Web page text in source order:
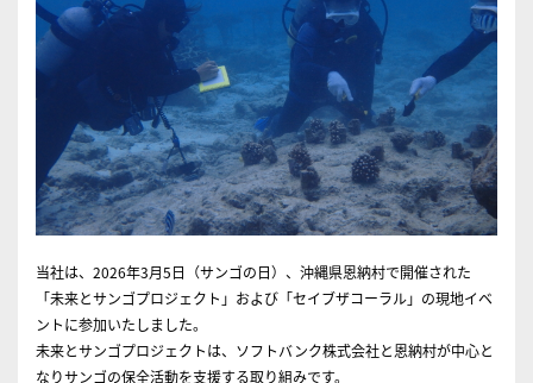
当社は、2026年3月5日（サンゴの日）、沖縄県恩納村で開催された
「未来とサンゴプロジェクト」および「セイブザコーラル」の現地イベ
ントに参加いたしました。
未来とサンゴプロジェクトは、ソフトバンク株式会社と恩納村が中心と
なりサンゴの保全活動を支援する取り組みです。